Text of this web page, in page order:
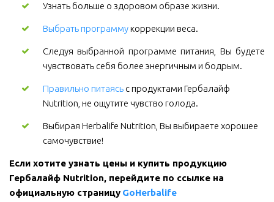
Узнать больше о здоровом образе жизни.
Выбрать программукоррекции веса.
Следуя выбранной программе питания, Вы будете
чувствовать себя более энергичным и бодрым.
Правильно питаясь с продуктами Гербалайф
Nutrition, не ощутите чувство голода.
Выбирая Herbalife Nutrition, Вы выбираете хорошее
самочувствие!
Если хотите узнать цены и купить продукцию
Гербалайф Nutrition, перейдите по ссылке на
официальную страницу GoHerbalife